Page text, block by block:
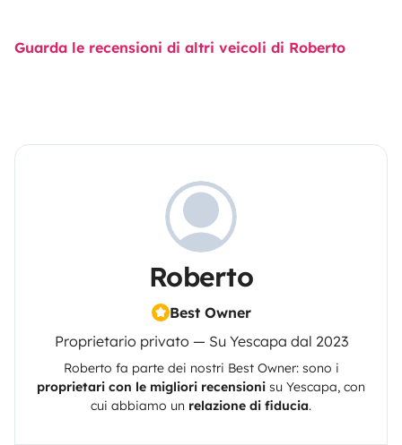
Guarda le recensioni di altri veicoli di Roberto
Roberto
Best Owner
Proprietario privato — Su Yescapa dal 2023
Roberto fa parte dei nostri Best Owner: sono i
proprietari con le migliori recensioni su Yescapa, con
cui abbiamo un relazione di fiducia.